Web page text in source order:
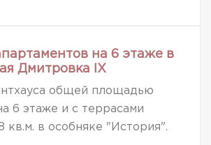
на 6 этаже в
Дмитровка IX
общей площадью
6 этаже и с террасами
кв.м. в особняке "История".